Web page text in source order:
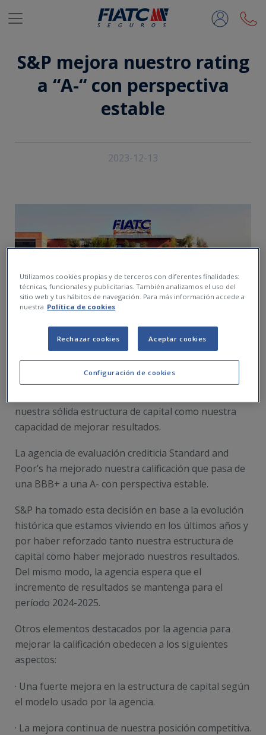
Saltar al contenido principal
S&P mejora nuestro rating
a “A-“ con perspectiva
estable
2023-12-13
nuestra sólida estructura de capital como nuestra
capacidad de mejorar resultados.
La agencia de evaluación crediticia Standard and
Poor’s ha mejorado nuestra calificación que pasa de
una BBB+ a una A- con perspectiva estable.
S&P ha tomado esta decisión en base a la evolución
histórica que estamos viviendo en los últimos años y
por haber reforzado tanto nuestra estructura de
capital como haber mejorado nuestros resultados.
Del mismo modo, la agencia espera que el
incremento de resultados se mantenga para el
período 2024-2025.
Otros elementos destacados por la agencia para
mejorar la calificación obedecen a los siguientes
aspectos:
· Una fuerte mejora en la estructura de capital según
el modelo usado por la agencia.
· La mejora continua de nuestra posición competitiva.
Utilizamos cookies propias y de terceros con diferentes finalidades:
técnicas, funcionales y publicitarias. También analizamos el uso del
sitio web y tus hábitos de navegación. Para más información accede a
nuestra Política de cookies
Configuración de cookies
Rechazar cookies Aceptar cookies